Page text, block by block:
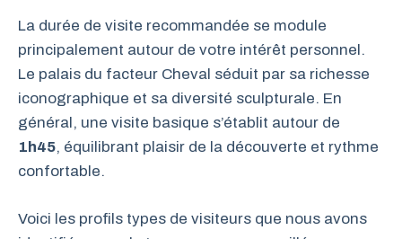
La durée de visite recommandée se module
principalement autour de votre intérêt personnel.
Le palais du facteur Cheval séduit par sa richesse
iconographique et sa diversité sculpturale. En
général, une visite basique s’établit autour de
1h45, équilibrant plaisir de la découverte et rythme
confortable.
Voici les profils types de visiteurs que nous avons